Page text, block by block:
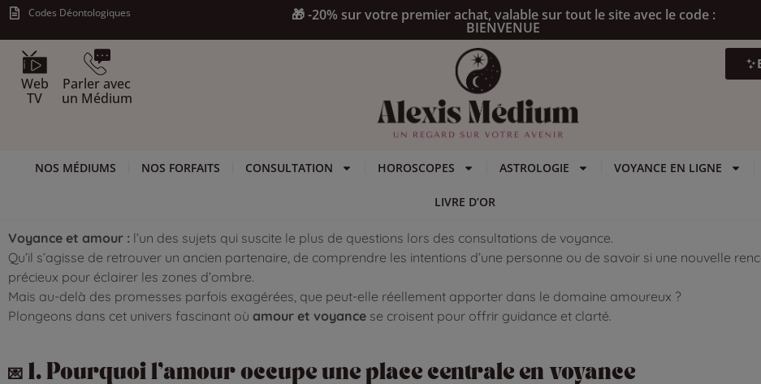
Codes Déontologiques 🎁 -20% sur votre premier achat, valable sur tout le site avec le code :
BIENVENUE
Web
TV
Parler avec
un Médium
NOS MÉDIUMS NOS FORFAITS CONSULTATION HOROSCOPES ASTROLOGIE VOYANCE EN LIGNE
LIVRE D’OR
Voyance et amour : l’un des sujets qui suscite le plus de questions lors des consultations de voyance.
Qu’il s’agisse de retrouver un ancien partenaire, de comprendre les intentions d’une personne ou de savoir si une nouvelle
précieux pour éclairer les zones d’ombre.
Mais au-delà des promesses parfois exagérées, que peut-elle réellement apporter dans le domaine amoureux ?
Plongeons dans cet univers fascinant où amour et voyance se croisent pour offrir guidance et clarté.
💌 1. Pourquoi l’amour occupe une place centrale en voyance